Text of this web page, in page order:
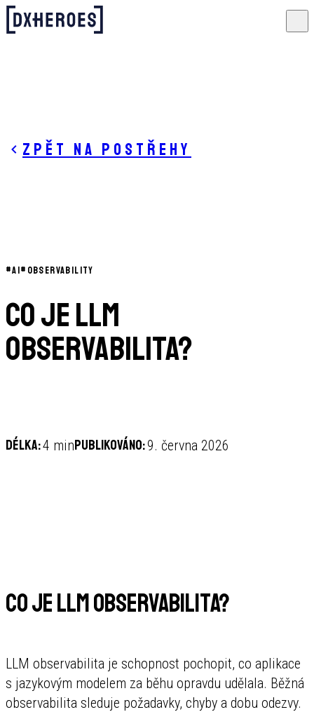
Zpět na postřehy
#AI# OBSERVABILITY
Co je LLM
observabilita?
Délka:4 minPublikováno:9. června 2026
Co je LLM observabilita?
LLM observabilita je schopnost pochopit, co aplikace
s jazykovým modelem za běhu opravdu udělala. Běžná
observabilita sleduje požadavky, chyby a dobu odezvy.